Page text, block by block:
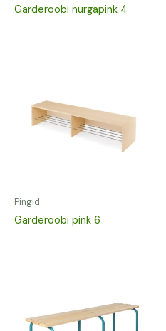
Garderoobi nurgapink 4
Pingid
Garderoobi pink 6